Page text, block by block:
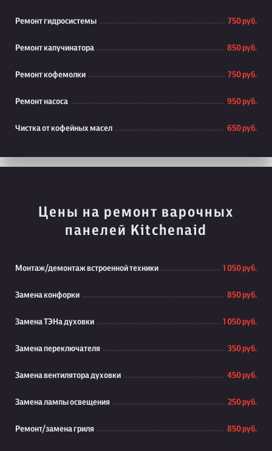
Ремонт гидросистемы 750 руб.
Ремонт капучинатора 850 руб.
Ремонт кофемолки 750 руб.
Ремонт насоса 950 руб.
Чистка от кофейных масел 650 руб.
Цены на ремонт варочных
панелей Kitchenaid
Монтаж/демонтаж встроенной техники 1 050 руб.
Замена конфорки 850 руб.
Замена ТЭНа духовки 1 050 руб.
Замена переключателя 350 руб.
Замена вентилятора духовки 450 руб.
Замена лампы освещения 250 руб.
Ремонт/замена гриля 850 руб.